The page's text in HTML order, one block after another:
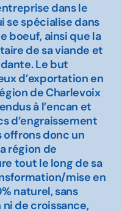
dans le
se spécialise dans
boeuf, ainsi que la
de sa viande et
Le but
d’exportation en
de Charlevoix
à l’encan et
d’engraissement
offrons donc un
région de
tout le long de sa
mise en
naturel, sans
de croissance,